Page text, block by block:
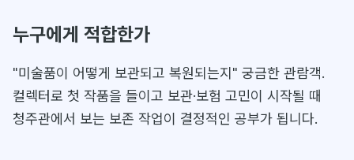
누구에게 적합한가
"미술품이 어떻게 보관되고 복원되는지" 궁금한 관람객.
컬렉터로 첫 작품을 들이고 보관·보험 고민이 시작될 때
청주관에서 보는 보존 작업이 결정적인 공부가 됩니다.